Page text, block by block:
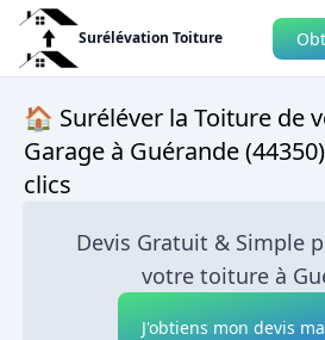
Surélévation Toiture
🏠 Suréléver la Toiture de
Garage à Guérande
clics
Devis Gratuit & Simple
votre toiture à
J'obtiens mon devis